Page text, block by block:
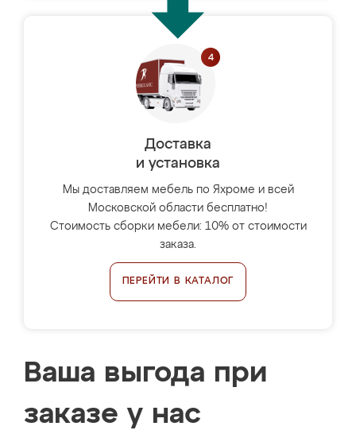
Доставка
и установка
Мы доставляем мебель по Яхроме и всей
Московской области бесплатно!
Стоимость сборки мебели: 10% от стоимости
заказа.
ПЕРЕЙТИ В КАТАЛОГ
Ваша выгода при
заказе у нас